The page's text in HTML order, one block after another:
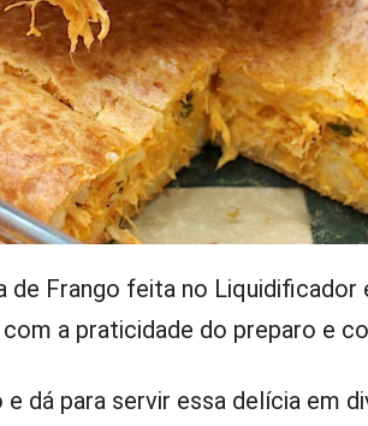
de Frango feita no
a praticidade do preparo e
dá para servir essa delícia em